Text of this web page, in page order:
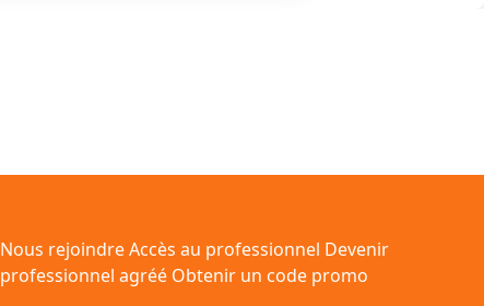
Nous rejoindreAccès au professionnel Devenir
professionnel agréé Obtenir un code promo